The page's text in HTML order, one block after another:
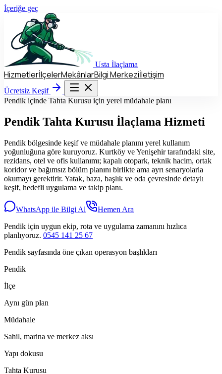
İçeriğe geç
Usta İlaçlama
HizmetlerİlçelerMekânlarBilgi Merkeziİletişim
Ücretsiz Keşif
Hizmetler İlçeler Mekânlar Bilgi Merkezi
Ücretsiz Keşif
Pendik içinde Tahta Kurusu için yerel müdahale planı
Pendik Tahta Kurusu İlaçlama Hizmeti
Pendik bölgesinde keşif ve müdahale planını yerel kullanım
yoğunluğuna göre kuruyoruz. Kurtköy ve Yenişehir tarafındaki site,
rezidans, otel ve ofis kullanımı; kapalı otopark, teknik hacim, ortak
koridor ve bağımsız bölüm planını birlikte ama ayrı senaryolarla
okumayı gerektirir. Yatak, baza, başlık ve oda çevresinde detaylı
keşif, hedefli uygulama ve takip planı.
WhatsApp ile Bilgi Al
Hemen Ara
Pendik için uygun ekip, rota ve uygulama zamanını hızlıca
planlıyoruz. 0545 141 25 67
Pendik sayfasında öne çıkan operasyon başlıkları
Pendik
İlçe
Aynı gün plan
Müdahale
Sahil, marina ve merkez aksı
Yapı dokusu
Tahta Kurusu